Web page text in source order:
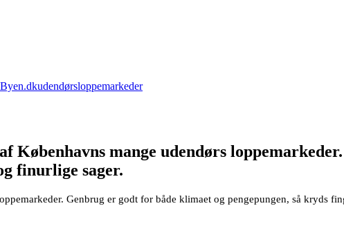
udendørsloppemarkeder
Københavns mange udendørs
finurlige sager.
Genbrug er godt for både klimaet og pengepungen, så kryds